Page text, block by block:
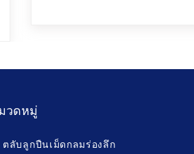
วดหมู่
ตลับลูกปืนเม็ดกลมร่องลึก